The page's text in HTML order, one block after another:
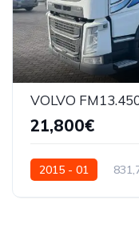
VOLVO
21,800€
2015 - 01